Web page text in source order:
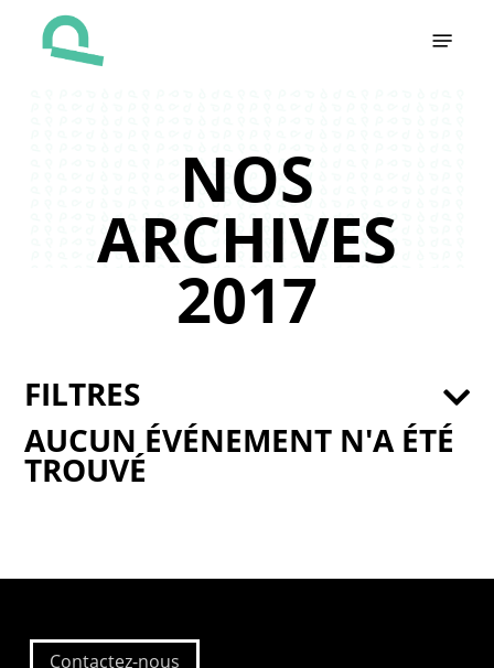
NOS
ARCHIVES
2017
AUCUN ÉVÉNEMENT N'A ÉTÉ
TROUVÉ
FILTRES
Contactez-nous